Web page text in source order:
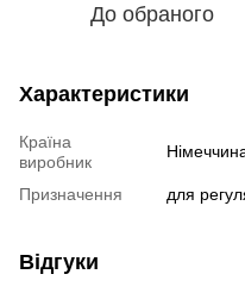
До обраного
Характеристики
Країна
виробник
Призначення для
Відгуки